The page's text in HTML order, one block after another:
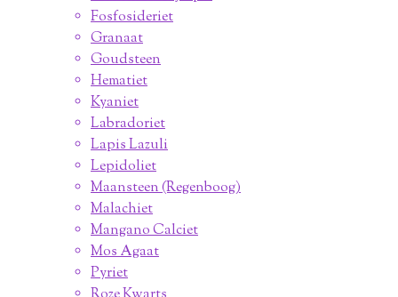
Fosfosideriet
Granaat
Goudsteen
Hematiet
Kyaniet
Labradoriet
Lapis Lazuli
Lepidoliet
Maansteen (Regenboog)
Malachiet
Mangano Calciet
Mos Agaat
Pyriet